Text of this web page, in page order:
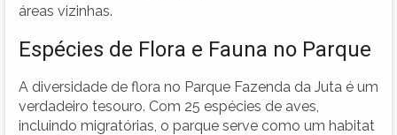
áreas vizinhas.
Espécies de Flora e Fauna no Parque
A diversidade de flora no Parque Fazenda da Juta é um
verdadeiro tesouro. Com 25 espécies de aves,
incluindo migratórias, o parque serve como um habitat